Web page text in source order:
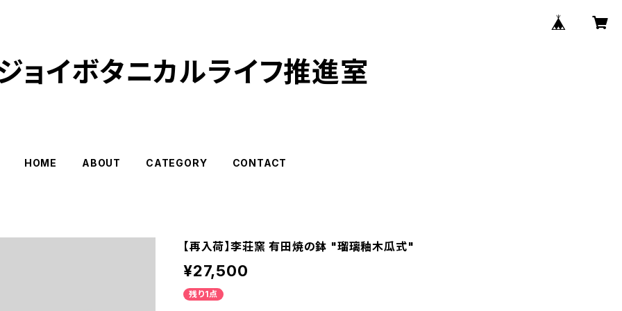
ョイボタニカルライフ推進室
HOME ABOUT CATEGORY CONTACT
【再入荷】李荘窯 有田焼の鉢 "瑠璃釉木瓜式"
¥27,500
残り1点